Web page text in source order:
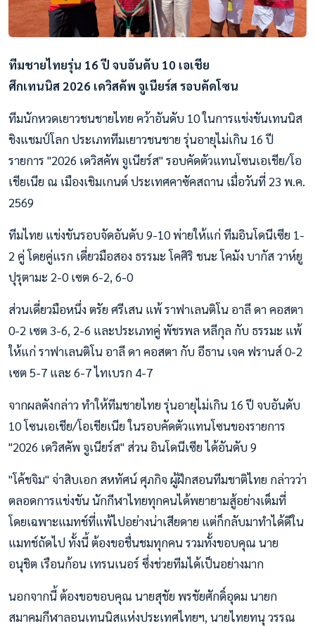
ทีมชายไทยรุ่น 16 ปี จบอันดับ 10 เอเชีย
ศึกเทนนิส 2026 เดวิสคัพ จูเนียร์ส รอบคัดโซน
ทีมนักหวดเยาวชนชายไทย คว้าอันดับ 10 ในการแข่งขันเทนนิส
ชิงแชมป์โลก ประเภททีมเยาวชนชาย รุ่นอายุไม่เกิน 16 ปี
รายการ "2026 เดวิสคัพ จูเนียร์ส" รอบคัดตัวแทนโซนเอเชีย/โอ
เชียเนีย ณ เมืองเชิมเกนต์ ประเทศคาซัคสถาน เมื่อวันที่ 23 พ.ค.
2569
ทีมไทย แข่งขันรอบจัดอันดับ 9-10 พ่ายให้แก่ ทีมอินโดนีเซีย 1-
2 คู่ โดยคู่แรก เดี่ยวมือสอง ธรรมะ โคศิริ ชนะ โคมัง บากัส วาห์ยู
ปุรุตามะ 2-0 เซต 6-2, 6-0
ส่วนเดี่ยวมือหนึ่ง ตรัย ศรีเสน แพ้ ราฟาเลนติโน อาลี ดา คอสตา
0-2 เซต 3-6, 2-6 และประเภทคู่ พัชรพล หลีกุล กับ ธรรมะ แพ้
ให้แก่ ราฟาเลนติโน อาลี ดา คอสตา กับ อีธาน เจค ฟรานส์ 0-2
เซต 5-7 และ 6-7 ไทเบรก 4-7
จากผลดังกล่าว ทำให้ทีมชายไทย รุ่นอายุไม่เกิน 16 ปี จบอันดับ
10 โซนเอเชีย/โอเชียเนีย ในรอบคัดตัวแทนโซนของรายการ
"2026 เดวิสคัพ จูเนียร์ส" ส่วน อินโดนีเซีย ได้อันดับ 9
"โค้ชจิม" จ่าสิบเอก สหทัศน์ ศุภกิจ ผู้ฝึกสอนทีมชาติไทย กล่าวว่า
ตลอดการแข่งขัน นักกีฬาไทยทุกคนได้พยายามสู้อย่างเต็มที่
โดยเฉพาะแมทช์ที่แพ้ไปอย่างน่าเสียดาย แต่ก็กลับมาทำได้ดีใน
แมทช์ถัดไป ทั้งนี้ ต้องขอชื่นชมทุกคน รวมทั้งขอบคุณ นาย
อนุชิต เรือนก้อน เทรนเนอร์ ซึ่งช่วยทีมได้เป็นอย่างมาก
นอกจากนี้ ต้องขอขอบคุณ นายสุชัย พรชัยศักดิ์อุดม นายก
สมาคมกีฬาลอนเทนนิสแห่งประเทศไทยฯ, นายไทยทนุ วรรณ